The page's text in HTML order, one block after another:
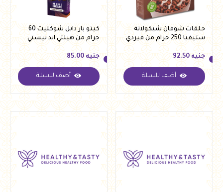
حلقات شوفان شيكولاتة
ستيفيا 250 جرام من فيردي
جنيه
جنيه 92.50
أضف للسلة
كيتو بار دابل شوكليت 60
جرام من هيلثي اند تيستي
جنيه
جنيه 85.00
أضف للسلة